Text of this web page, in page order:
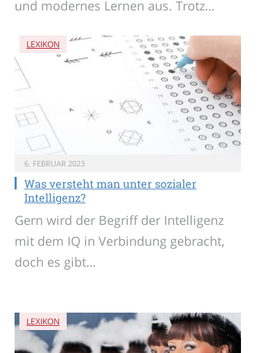
und modernes Lernen aus. Trotz…
LEXIKON
6. FEBRUAR 2023
Was versteht man unter sozialer
Intelligenz?
Gern wird der Begriff der Intelligenz
mit dem IQ in Verbindung gebracht,
doch es gibt…
LEXIKON